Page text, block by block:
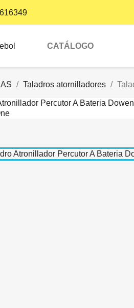
CATÁLOGO
Taladros atornilladores